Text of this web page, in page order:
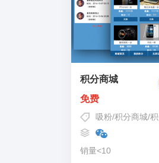
积分商城
免费
吸粉/积分商城/
销量<10